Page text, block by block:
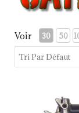
Voir 30 50